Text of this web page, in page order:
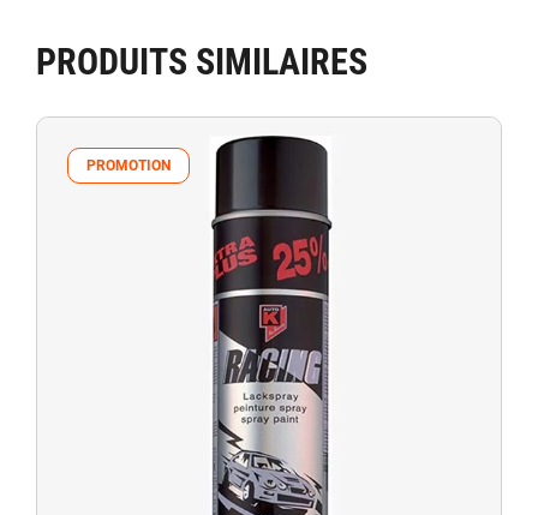
PRODUITS SIMILAIRES
PROMOTION